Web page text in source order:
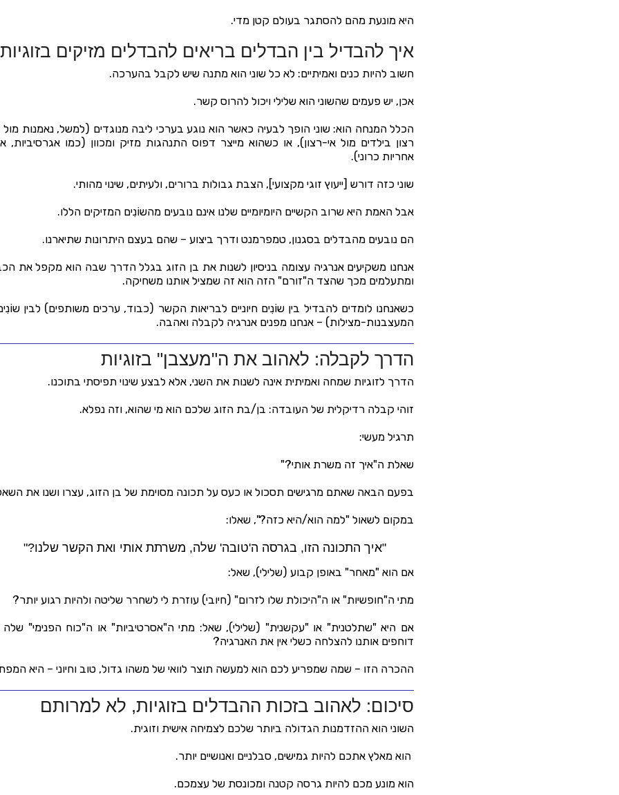
היא מונעת מהם להסתגר בעולם קטן מדי.
איך להבדיל בין הבדלים בריאים להבדלים מזיקים בזוגיות
חשוב להיות כנים ואמיתיים: לא כל שוני הוא מתנה שיש לקבל בהערכה.
אכן, יש פעמים שהשוני הוא שלילי ויכול להרוס קשר.
הכלל המנחה הוא: שוני הופך לבעיה כאשר הוא נוגע בערכי ליבה מנוגדים (למשל, נאמנות מול
רצון בילדים מול אי-רצון), או כשהוא מייצר דפוס התנהגות מזיק ומכוון (כמו אגרסיביות,
אחריות כרוני).
שוני כזה דורש [ייעוץ זוגי מקצועי], הצבת גבולות ברורים, ולעיתים, שינוי מהותי.
אבל האמת היא שרוב הקשיים היומיומיים שלנו אינם נובעים מהשוֹנִים המזיקים הללו.
הם נובעים מהבדלים בסגנון, טמפרמנט ודרך ביצוע – שהם בעצם היתרונות שתיארנו.
אנחנו משקיעים אנרגיה עצומה בניסיון לשנות את בן הזוג בגלל הדרך שבה הוא מקפל את
ומתעלמים מכך שהצד ה"זורם" הזה הוא זה שמציל אותנו משחיקה.
כשאנחנו לומדים להבדיל בין שוֹנִים חיוניים לבריאות הקשר (כבוד, ערכים משותפים) לבין
המעצבנות-מצילות) – אנחנו מפנים אנרגיה לקבלה ואהבה.
הדרך לקבלה: לאהוב את ה"מעצבן" בזוגיות
הדרך לזוגיות שמחה ואמיתית אינה לשנות את השני, אלא לבצע שינוי תפיסתי בתוכנו.
זוהי קבלה רדיקלית של העובדה: בן/בת הזוג שלכם הוא מי שהוא, וזה נפלא.
תרגיל מעשי:
שאלת ה"איך זה משרת אותי?"
בפעם הבאה שאתם מרגישים תסכול או כעס על תכונה מסוימת של בן הזוג, עצרו ושנו את
במקום לשאול "למה הוא/היא כזה?", שאלו:
"איך התכונה הזו, בגרסה ה'טובה' שלה, משרתת אותי ואת הקשר שלנו?"
אם הוא "מאחר" באופן קבוע (שלילי), שאל:
מתי ה"חופשיות" או ה"היכולת שלו לזרום" (חיובי) עוזרת לי לשחרר שליטה ולהיות רגוע יותר?
אם היא "שתלטנית" או "עקשנית" (שלילי), שאל: מתי ה"אסרטיביות" או ה"כוח הפנימי" שלה
דוחפים אותנו להצלחה כשלי אין את האנרגיה?
ההכרה הזו – שמה שמפריע לכם הוא למעשה תוצר לוואי של משהו גדול, טוב וחיוני – היא
סיכום: לאהוב בזכות ההבדלים בזוגיות, לא למרותם
השוני הוא ההזדמנות הגדולה ביותר שלכם לצמיחה אישית וזוגית.
הוא מאלץ אתכם להיות גמישים, סבלניים ואנושיים יותר.
הוא מונע מכם להיות גרסה קטנה ומכונסת של עצמכם.